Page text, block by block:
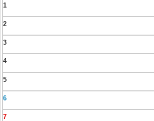
1
2
3
4
5
6
7